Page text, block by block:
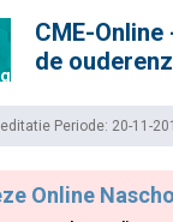
CME-
de
Periode: 20-11-
Online